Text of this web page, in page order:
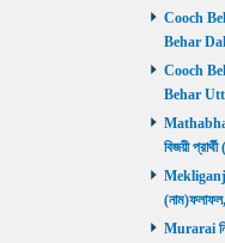
Cooch
Behar
Cooch
Behar
বিজয়ী
Mekliganj
Murarai